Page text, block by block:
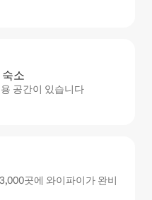
소
공간이 있습니다
곳에 와이파이가 완비